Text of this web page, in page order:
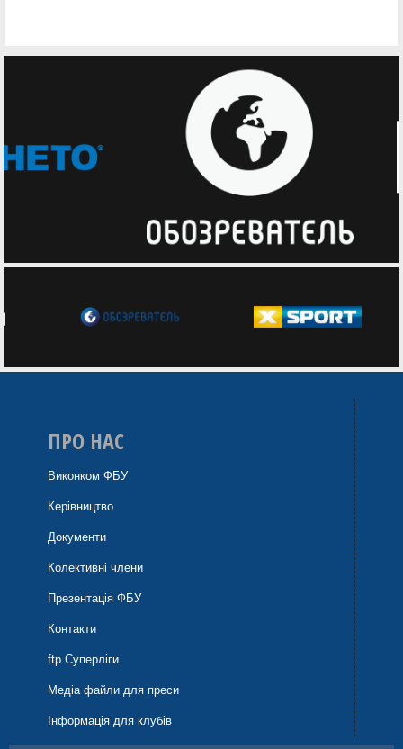
ПРО НАС
Виконком ФБУ
Керівництво
Документи
Колективні члени
Презентація ФБУ
Контакти
ftp Суперліги
Медіа файли для преси
Інформація для клубів